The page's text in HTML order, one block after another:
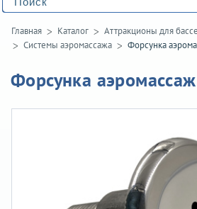
Главная Каталог
Аттракционы для
Системы аэромассажа
Форсунка
Форсунка